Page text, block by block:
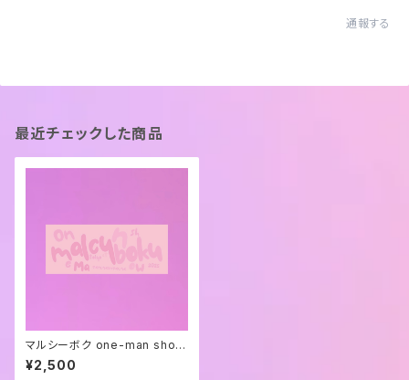
通報する
最近チェックした商品
マルシーボク one-man show
"愛されたいより愛したい" タオ
ル
¥2,500